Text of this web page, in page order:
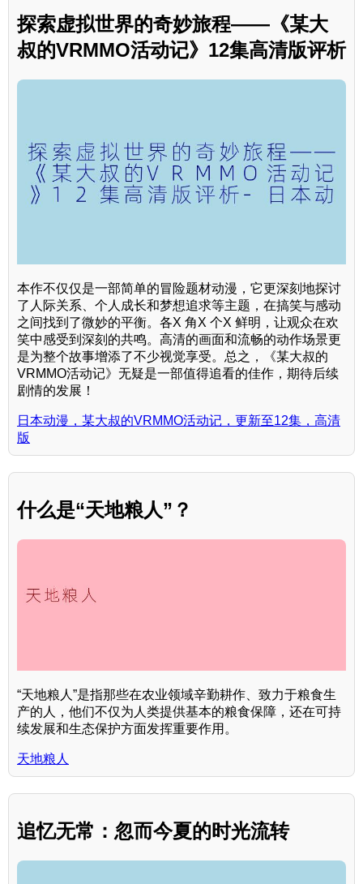
探索虚拟世界的奇妙旅程——《某大
叔的VRMMO活动记》12集高清版评析
本作不仅仅是一部简单的冒险题材动漫，它更深刻地探讨
了人际关系、个人成长和梦想追求等主题，在搞笑与感动
之间找到了微妙的平衡。各X 角X 个X 鲜明，让观众在欢
笑中感受到深刻的共鸣。高清的画面和流畅的动作场景更
是为整个故事增添了不少视觉享受。总之，《某大叔的
VRMMO活动记》无疑是一部值得追看的佳作，期待后续
剧情的发展！
日本动漫，某大叔的VRMMO活动记，更新至12集，高清
版
什么是“天地粮人”？
“天地粮人”是指那些在农业领域辛勤耕作、致力于粮食生
产的人，他们不仅为人类提供基本的粮食保障，还在可持
续发展和生态保护方面发挥重要作用。
天地粮人
追忆无常：忽而今夏的时光流转